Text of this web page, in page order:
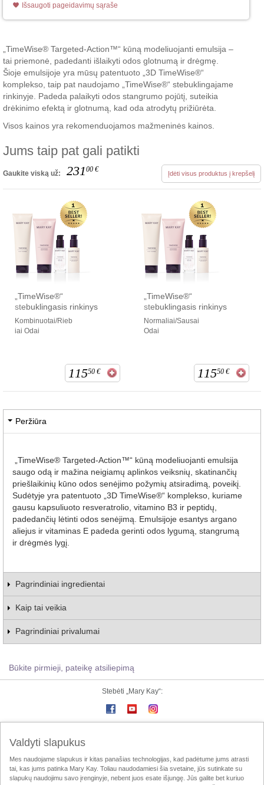
Išsaugoti pageidavimų sąraše
„TimeWise® Targeted-Action™“ kūną modeliuojanti emulsija –
tai priemonė, padedanti išlaikyti odos glotnumą ir drėgmę.
Šioje emulsijoje yra mūsų patentuoto „3D TimeWise®“
komplekso, taip pat naudojamo „TimeWise®“ stebuklingajame
rinkinyje. Padeda palaikyti odos stangrumo pojūtį, suteikia
drėkinimo efektą ir glotnumą, kad oda atrodytų prižiūrėta.
Visos kainos yra rekomenduojamos mažmeninės kainos.
Jums taip pat gali patikti
Gaukite viską už: 231 00 € Įdėti visus produktus į krepšelį
„TimeWise®“
stebuklingasis rinkinys
Kombinuotai/Rieb
iai Odai
11550 €
„TimeWise®“
stebuklingasis rinkinys
Normaliai/Sausai
Odai
11550 €
Peržiūra
„TimeWise® Targeted-Action™“ kūną modeliuojanti emulsija
saugo odą ir mažina neigiamų aplinkos veiksnių, skatinančių
priešlaikinių kūno odos senėjimo požymių atsiradimą, poveikį.
Sudėtyje yra patentuoto „3D TimeWise®“ komplekso, kuriame
gausu kapsuliuoto resveratrolio, vitamino B3 ir peptidų,
padedančių lėtinti odos senėjimą. Emulsijoje esantys argano
aliejus ir vitaminas E padeda gerinti odos lygumą, stangrumą
ir drėgmės lygį.
Pagrindiniai ingredientai
Kaip tai veikia
Pagrindiniai privalumai
Būkite pirmieji, pateikę atsiliepimą
Stebėti „Mary Kay“:
„Mary Kay“ online
Naudojimo taisyklės Privatumo politika
MK InTouch
Konsultančių lokalizatorius
LTPA atitikties-deklaracija
Valdyti slapukus
Mes naudojame slapukus ir kitas panašias technologijas, kad padėtume jums atrasti
tai, kas jums patinka Mary Kay. Toliau naudodamiesi šia svetaine, jūs sutinkate su
slapukų naudojimu savo įrenginyje, nebent juos esate išjungę. Jūs galite bet kuriuo